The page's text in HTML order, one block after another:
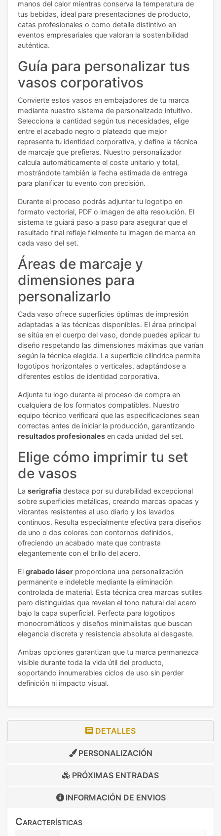
manos del calor mientras conserva la temperatura de
tus bebidas, ideal para presentaciones de producto,
catas profesionales o como detalle distintivo en
eventos empresariales que valoran la sostenibilidad
auténtica.
Guía para personalizar tus
vasos corporativos
Convierte estos vasos en embajadores de tu marca
mediante nuestro sistema de personalizado intuitivo.
Selecciona la cantidad según tus necesidades, elige
entre el acabado negro o plateado que mejor
represente tu identidad corporativa, y define la técnica
de marcaje que prefieras. Nuestro personalizador
calcula automáticamente el coste unitario y total,
mostrándote también la fecha estimada de entrega
para planificar tu evento con precisión.
Durante el proceso podrás adjuntar tu logotipo en
formato vectorial, PDF o imagen de alta resolución. El
sistema te guiará paso a paso para asegurar que el
resultado final refleje fielmente tu imagen de marca en
cada vaso del set.
Áreas de marcaje y
dimensiones para
personalizarlo
Cada vaso ofrece superficies óptimas de impresión
adaptadas a las técnicas disponibles. El área principal
se sitúa en el cuerpo del vaso, donde puedes aplicar tu
diseño respetando las dimensiones máximas que varían
según la técnica elegida. La superficie cilíndrica permite
logotipos horizontales o verticales, adaptándose a
diferentes estilos de identidad corporativa.
Adjunta tu logo durante el proceso de compra en
cualquiera de los formatos compatibles. Nuestro
equipo técnico verificará que las especificaciones sean
correctas antes de iniciar la producción, garantizando
resultados profesionales en cada unidad del set.
Elige cómo imprimir tu set
de vasos
La serigrafía destaca por su durabilidad excepcional
sobre superficies metálicas, creando marcas opacas y
vibrantes resistentes al uso diario y los lavados
continuos. Resulta especialmente efectiva para diseños
de uno o dos colores con contornos definidos,
ofreciendo un acabado mate que contrasta
elegantemente con el brillo del acero.
El grabado láser proporciona una personalización
permanente e indeleble mediante la eliminación
controlada de material. Esta técnica crea marcas sutiles
pero distinguidas que revelan el tono natural del acero
bajo la capa superficial. Perfecta para logotipos
monocromáticos y diseños minimalistas que buscan
elegancia discreta y resistencia absoluta al desgaste.
Ambas opciones garantizan que tu marca permanezca
visible durante toda la vida útil del producto,
soportando innumerables ciclos de uso sin perder
definición ni impacto visual.
DETALLES
PERSONALIZACIÓN
PRÓXIMAS ENTRADAS
INFORMACIÓN DE ENVIOS
Características